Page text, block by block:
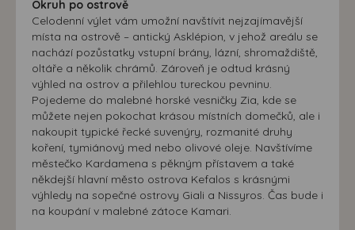
Okruh po ostrově
Celodenní výlet vám umožní navštívit nejzajímavější
místa na ostrově – antický Asklépion, v jehož areálu se
nachází pozůstatky vstupní brány, lázní, shromaždiště,
oltáře a několik chrámů. Zároveň je odtud krásný
výhled na ostrov a přilehlou tureckou pevninu.
Pojedeme do malebné horské vesničky Zia, kde se
můžete nejen pokochat krásou místních domečků, ale i
nakoupit typické řecké suvenýry, rozmanité druhy
koření, tymiánový med nebo olivové oleje. Navštívíme
městečko Kardamena s pěkným přístavem a také
někdejší hlavní město ostrova Kefalos s krásnými
výhledy na sopečné ostrovy Giali a Nissyros. Čas bude i
na koupání v malebné zátoce Kamari.
přizpůsobených Vašim zájmům.